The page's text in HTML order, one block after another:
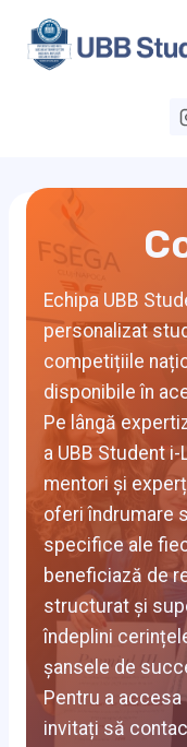
content
Echipa UBB
personalizat
competițiile
disponibile în
Pe lângă
a UBB Student
mentori și
oferi îndrumare
specifice ale
beneficiază de
structurat și
îndeplini
șansele de
Pentru a
invitați să